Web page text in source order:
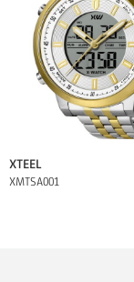
XTEEL
XMTSA001